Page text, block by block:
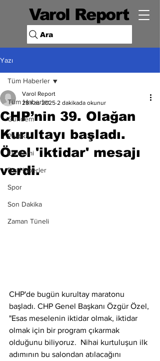
Varol Report
Ara
Yazı
Tüm Haberler
Gündem
Politika
Ekonomi
Dış Haberler
Spor
Son Dakika
Zaman Tüneli
Tüm Haberler
CHP’nin 39. Olağan
Kurultayı başladı.
Özel 'iktidar' mesajı
verdi.
Varol Report
28 Kas 2025 2 dakikada okunur
CHP'de bugün kurultay maratonu
başladı. CHP Genel Başkanı Özgür Özel,
"Esas meselenin iktidar olmak, iktidar
olmak için bir program çıkarmak
olduğunu biliyoruz.  Nihai kurtuluşun ilk
adımının bu salondan atılacağını